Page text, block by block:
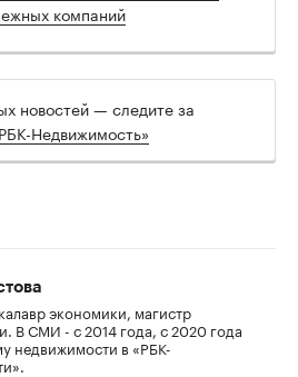
компаний
новостей — следите за
Недвижимость»
экономики, магистр
В СМИ - с 2014 года, с 2020 года
недвижимости в «РБК-